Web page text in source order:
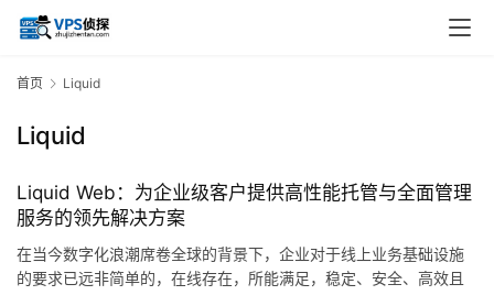
首页 Liquid
Liquid
Liquid Web：为企业级客户提供高性能托管与全面管理
服务的领先解决方案
在当今数字化浪潮席卷全球的背景下，企业对于线上业务基础设施
的要求已远非简单的，在线存在，所能满足，稳定、安全、高效且